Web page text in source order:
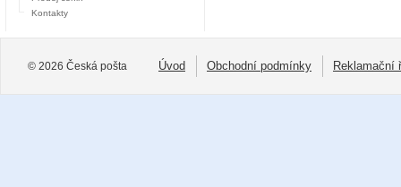
Kontakty
© 2026 Česká pošta Úvod Obchodní podmínky Reklamační